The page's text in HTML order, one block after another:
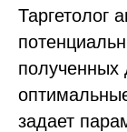
Таргетолог
полученных
задает